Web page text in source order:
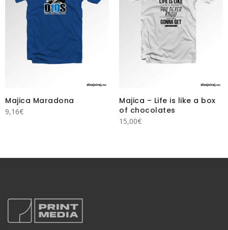
Majica Maradona
9,16€
Majica – Life is like a box
of chocolates
15,00€